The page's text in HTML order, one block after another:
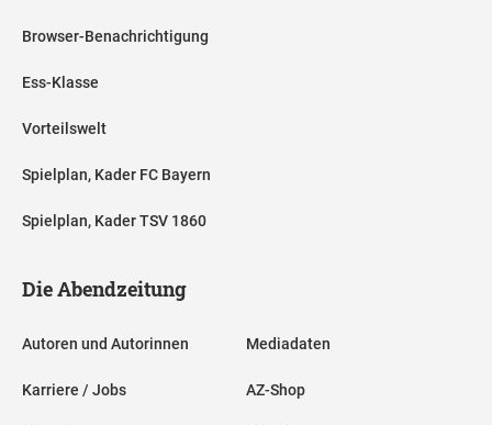
Browser-Benachrichtigung
Ess-Klasse
Vorteilswelt
Spielplan, Kader FC Bayern
Spielplan, Kader TSV 1860
Die Abendzeitung
Autoren und Autorinnen
Karriere / Jobs
Mediadaten
AZ-Shop